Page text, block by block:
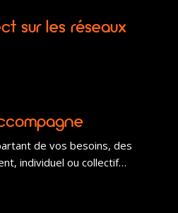
de vos besoins, des
individuel ou collectif…
sur les réseaux